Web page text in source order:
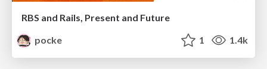
RBS and Rails, Present and Future
pocke
1 1.4k